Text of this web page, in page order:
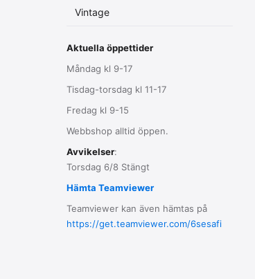
Vintage
Aktuella öppettider
Måndag kl 9-17
Tisdag-torsdag kl 11-17
Fredag kl 9-15
Webbshop alltid öppen.
Avvikelser:
Torsdag 6/8 Stängt
Hämta Teamviewer
Teamviewer kan även hämtas på
https://get.teamviewer.com/6sesafi